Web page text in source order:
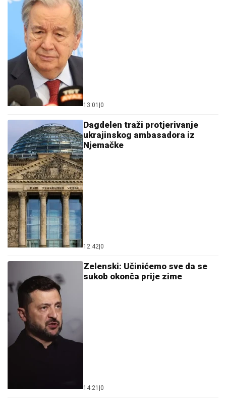
13:01 |0
Dagdelen traži protjerivanje
ukrajinskog ambasadora iz
Njemačke
12:42|0
Zelenski: Učinićemo sve da se
sukob okonča prije zime
14:21 |0